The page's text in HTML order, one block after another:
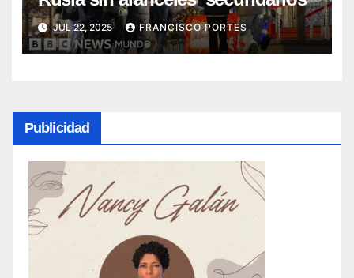
JUL 22, 2025 FRANCISCO PORTES
Publicidad